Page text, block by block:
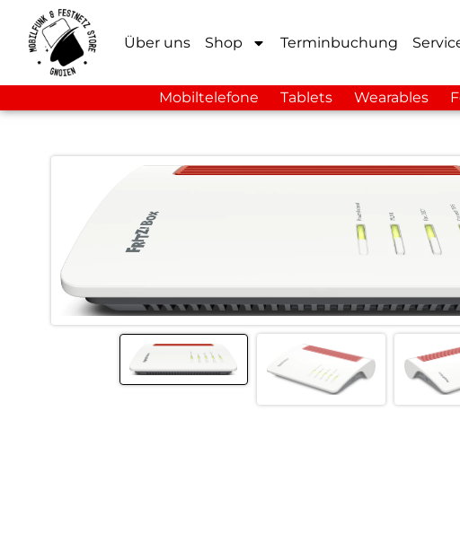
Über uns Shop Terminbuchung
Mobiltelefone Tablets Wearables